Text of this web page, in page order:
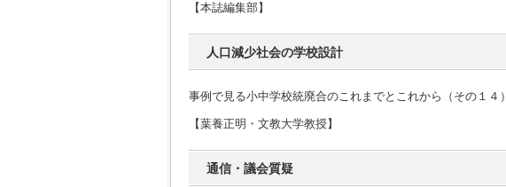
【本誌編集部】
人口減少社会の学校設計
事例で見る小中学校統廃合のこれまでとこれから（その１４）
【葉養正明・文教大学教授】
通信・議会質疑